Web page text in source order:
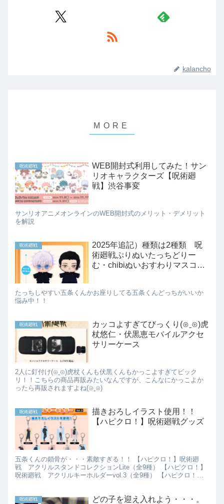
kalancho
呪術廻戦
WEB開封式利用してみた！サン
リオキャラクターズ【呪術廻
戦】渋谷事変
サンリオアニメオンラインのWEB開封式のメリット・デメリット
を解説
呪術廻戦
2025年追記）種類は2種類 呪
術廻戦ぷりぬいたっちどりー
む・chibiぬいおすわりマスコッ
たっちしやすい五条くんかお座りしてる五条くんどっちがいいか
悩み中！！
呪術廻戦
カッコよすぎてびっくり(⊙ˍ⊙)虎
杖悠仁・伏黒恵モバイルアクセ
サリーケース
2人に釘付け(⊙ˍ⊙)虎杖くんも伏黒くんもかっこよすぎてビック
リ！！こちらの商品再販みたいなんですが、こんなにかっこよか
ったら再販されますよね(⊙ˍ⊙)
呪術廻戦
描きおろしイラスト使用！！
【ハピクロ！】呪術廻戦グッズ
五条くんの鎖骨が・・・素敵すぎる！！ 【ハピクロ！】呪術廻
戦 アクリルスタンドコレクションLite（全9種） 【ハピクロ！】
呪術廻戦 アクリルキーホルダーvol.3（全9種） 【ハピクロ！】
呪術廻戦
どの子を迎え入れよう・・・。